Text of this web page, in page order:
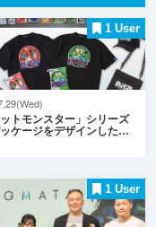
1 User
ットモンスター」シリーズ
ケージをデザインした…
1 User